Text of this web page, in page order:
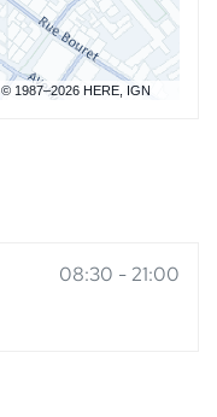
© 1987–2026 HERE, IGN
08:30 -21:00